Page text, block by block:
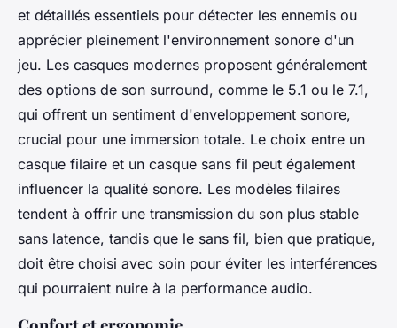
et détaillés essentiels pour détecter les ennemis ou
apprécier pleinement l'environnement sonore d'un
jeu. Les casques modernes proposent généralement
des options de son surround, comme le 5.1 ou le 7.1,
qui offrent un sentiment d'enveloppement sonore,
crucial pour une immersion totale. Le choix entre un
casque filaire et un casque sans fil peut également
influencer la qualité sonore. Les modèles filaires
tendent à offrir une transmission du son plus stable
sans latence, tandis que le sans fil, bien que pratique,
doit être choisi avec soin pour éviter les interférences
qui pourraient nuire à la performance audio.